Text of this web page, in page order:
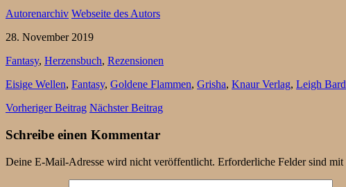
Autorenarchiv Webseite des Autors
28. November 2019
Fantasy, Herzensbuch, Rezensionen
Eisige Wellen, Fantasy, Goldene Flammen, Grisha, Knaur Verlag, Leigh
Vorheriger Beitrag Nächster Beitrag
Schreibe einen Kommentar
Deine E-Mail-Adresse wird nicht veröffentlicht. Erforderliche Felder sind mit